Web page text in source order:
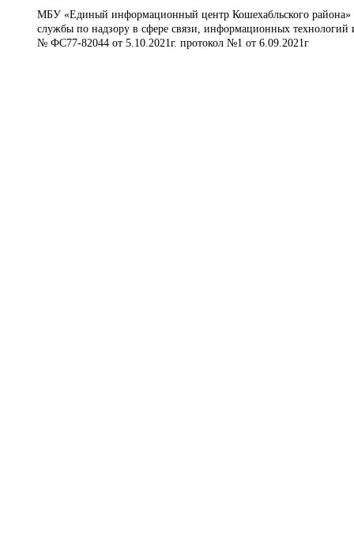
МБУ «Единый информационный центр Кошехабльского района»
службы по надзору в сфере связи, информационных
№ ФС77-82044 от 5.10.2021г. протокол №1 от 6.09.2021г